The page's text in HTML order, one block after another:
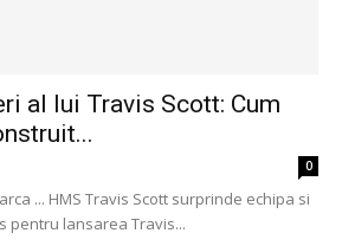
al lui Travis Scott: Cum
0
... HMS Travis Scott surprinde echipa si
pentru lansarea Travis...